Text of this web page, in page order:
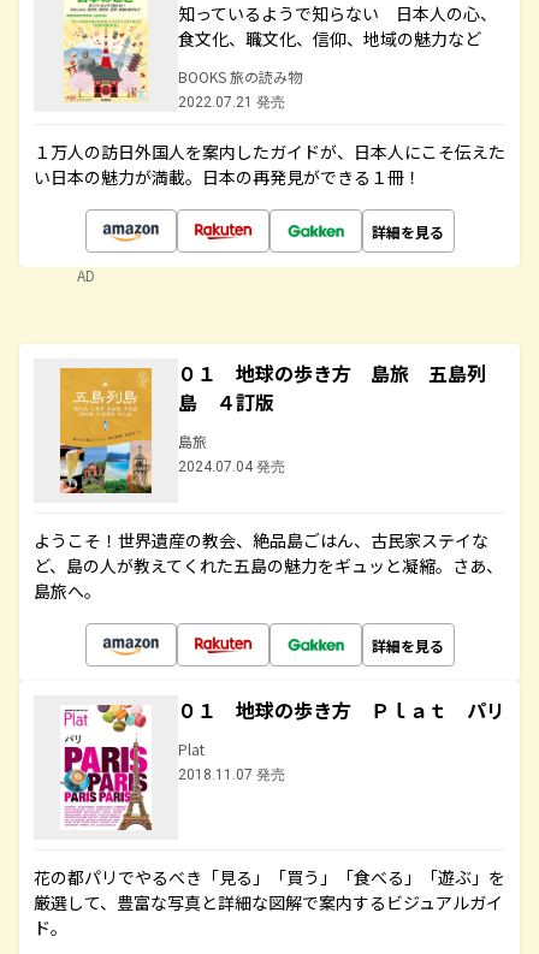
知っているようで知らない 日本人の心、
食文化、職文化、信仰、地域の魅力など
BOOKS 旅の読み物
2022.07.21 発売
１万人の訪日外国人を案内したガイドが、日本人にこそ伝えた
い日本の魅力が満載。日本の再発見ができる１冊！
詳細を見る
AD
０１ 地球の歩き方 島旅 五島列
島 ４訂版
島旅
2024.07.04 発売
ようこそ！世界遺産の教会、絶品島ごはん、古民家ステイな
ど、島の人が教えてくれた五島の魅力をギュッと凝縮。さあ、
島旅へ。
詳細を見る
０１ 地球の歩き方 Ｐｌａｔ パリ
Plat
2018.11.07 発売
花の都パリでやるべき「見る」「買う」「食べる」「遊ぶ」を
厳選して、豊富な写真と詳細な図解で案内するビジュアルガイ
ド。